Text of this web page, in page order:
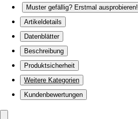
Muster gefällig? Erstmal ausprobieren!
Artikeldetails
Datenblätter
Beschreibung
Produktsicherheit
Weitere Kategorien
Kundenbewertungen